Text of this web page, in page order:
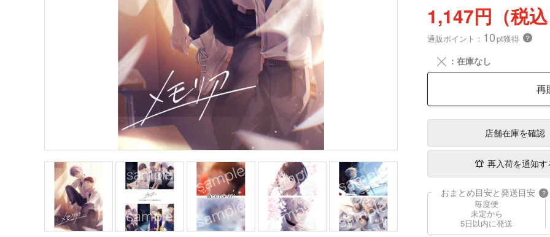
1,147円（税込
通販ポイント： 10pt獲得 ？
╳ ：在庫なし
再
店舗在庫を確認
再入荷を通知す
おまとめ目安と発送目安 ?
毎度便
未定から
5日以内に発送